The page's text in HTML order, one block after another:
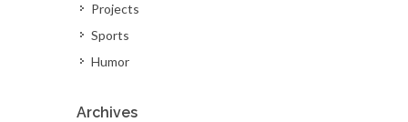
Projects
Sports
Humor
Archives